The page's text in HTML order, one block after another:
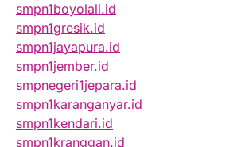
smpn1boyolali.id
smpn1gresik.id
smpn1jayapura.id
smpn1jember.id
smpnegeri1jepara.id
smpn1karanganyar.id
smpn1kendari.id
smpn1kranggan.id